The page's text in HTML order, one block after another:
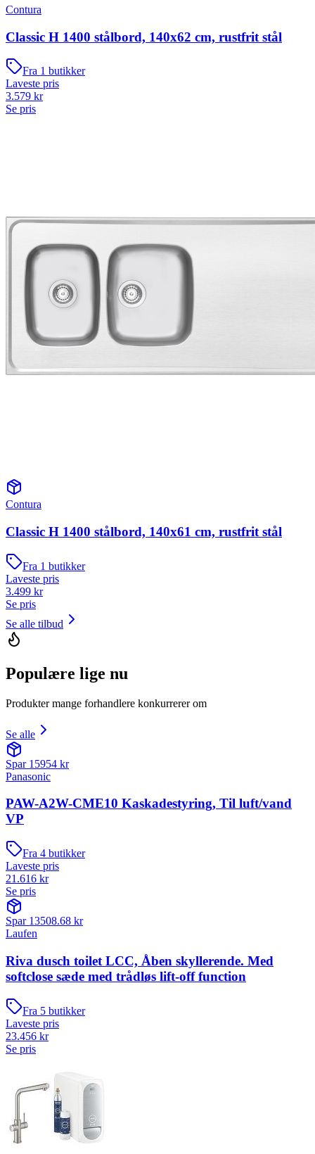
Contura
Classic H 1400 stålbord, 140x62 cm, rustfrit stål
Fra 1 butikker
Laveste pris
3.579 kr
Se pris
Contura
Classic H 1400 stålbord, 140x61 cm, rustfrit stål
Fra 1 butikker
Laveste pris
3.499 kr
Se pris
Se alle tilbud
Populære lige nu
Produkter mange forhandlere konkurrerer om
Se alle
Spar 15954 kr
Panasonic
PAW-A2W-CME10 Kaskadestyring, Til luft/vand
VP
Fra 4 butikker
Laveste pris
21.616 kr
Se pris
Spar 13508.68 kr
Laufen
Riva dusch toilet LCC, Åben skyllerende. Med
softclose sæde med trådløs lift-off function
Fra 5 butikker
Laveste pris
23.456 kr
Se pris